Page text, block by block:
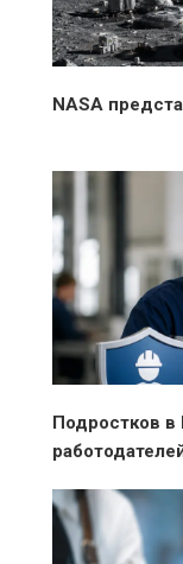
NASA
Подростков в